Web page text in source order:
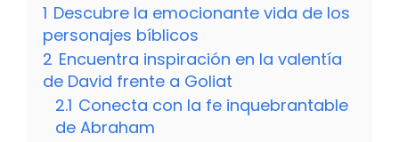
1 Descubre la emocionante vida de los
personajes bíblicos
2 Encuentra inspiración en la valentía
de David frente a Goliat
2.1 Conecta con la fe inquebrantable
de Abraham